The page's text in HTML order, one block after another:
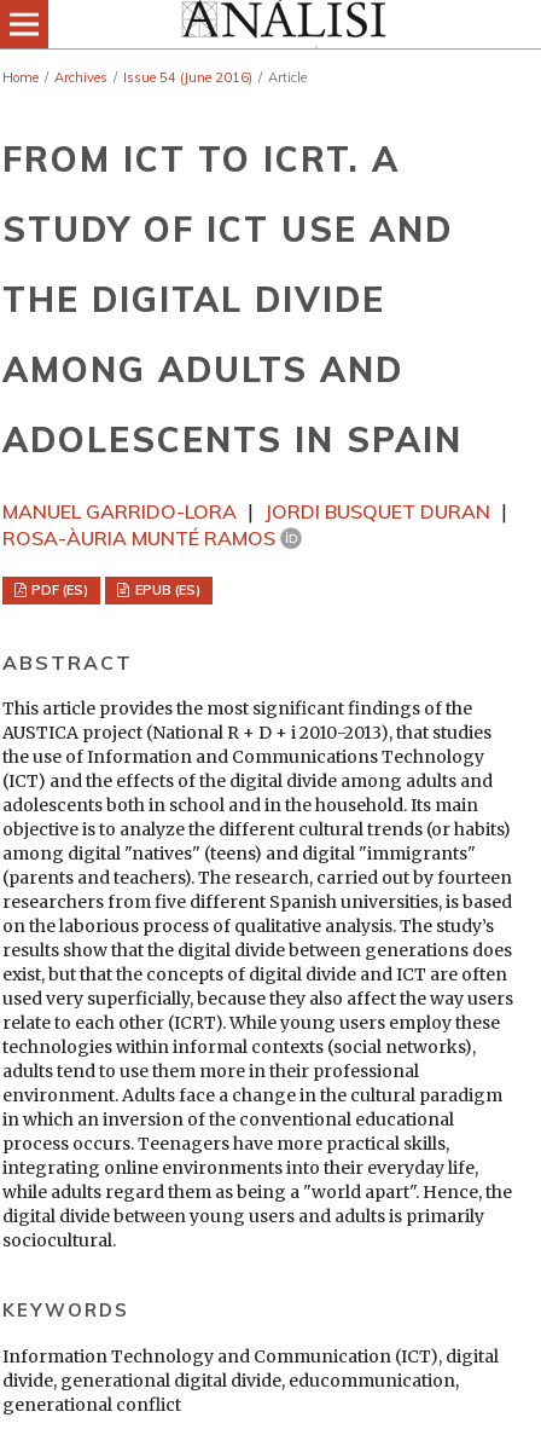
Home / Archives / Issue 54 (June 2016) / Article
FROM ICT TO ICRT. A
STUDY OF ICT USE AND
THE DIGITAL DIVIDE
AMONG ADULTS AND
ADOLESCENTS IN SPAIN
MANUEL GARRIDO-LORA
JORDI BUSQUET DURAN
ROSA-ÀURIA MUNTÉ RAMOS
PDF (ES) EPUB (ES)
ABSTRACT
This article provides the most significant findings of the
AUSTICA project (National R + D + i 2010-2013), that studies
the use of Information and Communications Technology
(ICT) and the effects of the digital divide among adults and
adolescents both in school and in the household. Its main
objective is to analyze the different cultural trends (or habits)
among digital "natives" (teens) and digital "immigrants"
(parents and teachers). The research, carried out by fourteen
researchers from five different Spanish universities, is based
on the laborious process of qualitative analysis. The study’s
results show that the digital divide between generations does
exist, but that the concepts of digital divide and ICT are often
used very superficially, because they also affect the way users
relate to each other (ICRT). While young users employ these
technologies within informal contexts (social networks),
adults tend to use them more in their professional
environment. Adults face a change in the cultural paradigm
in which an inversion of the conventional educational
process occurs. Teenagers have more practical skills,
integrating online environments into their everyday life,
while adults regard them as being a "world apart". Hence, the
digital divide between young users and adults is primarily
sociocultural.
KEYWORDS
Information Technology and Communication (ICT), digital
divide, generational digital divide, educommunication,
generational conflict